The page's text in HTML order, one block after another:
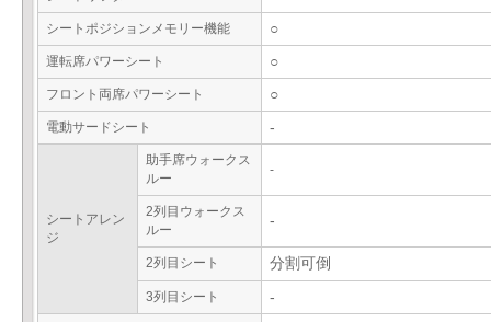
シートポジションメモリー機能 ○
運転席パワーシート ○
フロント両席パワーシート ○
電動サードシート -
シートアレン
ジ
助手席ウォークス
ルー
-
2列目ウォークス
ルー
-
2列目シート 分割可倒
3列目シート -